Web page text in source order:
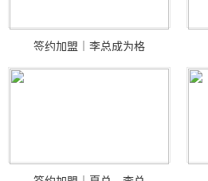
签约加盟｜李总成为格